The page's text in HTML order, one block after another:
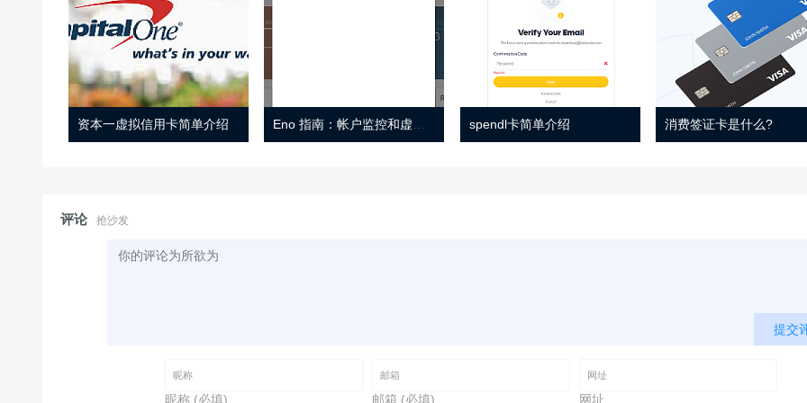
资本一虚拟信用卡简单介绍 spendl卡简单介绍 消费签证卡是什么?
评论 抢沙发
提交
昵称 (必填) 邮箱 (必填) 网址